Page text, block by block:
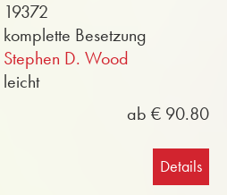
19372
komplette Besetzung
Stephen D. Wood
leicht
ab € 90.80
Details